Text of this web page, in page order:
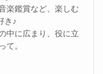
楽鑑賞など、楽しむ
き♪
中に広まり、役に立
て。